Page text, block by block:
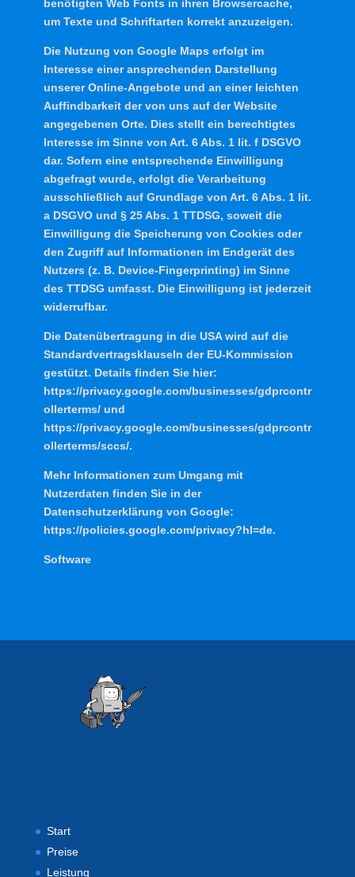
benötigten Web Fonts in ihren Browsercache,
um Texte und Schriftarten korrekt anzuzeigen.
Die Nutzung von Google Maps erfolgt im
Interesse einer ansprechenden Darstellung
unserer Online-Angebote und an einer leichten
Auffindbarkeit der von uns auf der Website
angegebenen Orte. Dies stellt ein berechtigtes
Interesse im Sinne von Art. 6 Abs. 1 lit. f DSGVO
dar. Sofern eine entsprechende Einwilligung
abgefragt wurde, erfolgt die Verarbeitung
ausschließlich auf Grundlage von Art. 6 Abs. 1 lit.
a DSGVO und § 25 Abs. 1 TTDSG, soweit die
Einwilligung die Speicherung von Cookies oder
den Zugriff auf Informationen im Endgerät des
Nutzers (z. B. Device-Fingerprinting) im Sinne
des TTDSG umfasst. Die Einwilligung ist jederzeit
widerrufbar.
Die Datenübertragung in die USA wird auf die
Standardvertragsklauseln der EU-Kommission
gestützt. Details finden Sie hier:
https://privacy.google.com/businesses/gdprcontr
ollerterms/ und
https://privacy.google.com/businesses/gdprcontr
ollerterms/sccs/.
Mehr Informationen zum Umgang mit
Nutzerdaten finden Sie in der
Datenschutzerklärung von Google:
https://policies.google.com/privacy?hl=de.
Software
Start
Preise
Leistung